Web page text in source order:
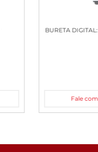
BURETA
Fale